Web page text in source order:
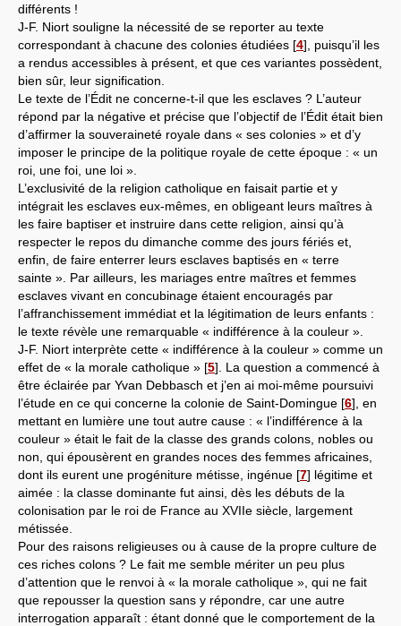
différents !
J-F. Niort souligne la nécessité de se reporter au texte
correspondant à chacune des colonies étudiées [4] , puisqu’il les
a rendus accessibles à présent, et que ces variantes possèdent,
bien sûr, leur signification.
Le texte de l’Édit ne concerne-t-il que les esclaves ? L’auteur
répond par la négative et précise que l’objectif de l’Édit était bien
d’affirmer la souveraineté royale dans « ses colonies » et d’y
imposer le principe de la politique royale de cette époque : « un
roi, une foi, une loi ».
L’exclusivité de la religion catholique en faisait partie et y
intégrait les esclaves eux-mêmes, en obligeant leurs maîtres à
les faire baptiser et instruire dans cette religion, ainsi qu’à
respecter le repos du dimanche comme des jours fériés et,
enfin, de faire enterrer leurs esclaves baptisés en « terre
sainte ». Par ailleurs, les mariages entre maîtres et femmes
esclaves vivant en concubinage étaient encouragés par
l’affranchissement immédiat et la légitimation de leurs enfants :
le texte révèle une remarquable « indifférence à la couleur ».
J-F. Niort interprète cette « indifférence à la couleur » comme un
effet de « la morale catholique » [5] . La question a commencé à
être éclairée par Yvan Debbasch et j’en ai moi-même poursuivi
l’étude en ce qui concerne la colonie de Saint-Domingue [6] , en
mettant en lumière une tout autre cause : « l’indifférence à la
couleur » était le fait de la classe des grands colons, nobles ou
non, qui épousèrent en grandes noces des femmes africaines,
dont ils eurent une progéniture métisse, ingénue [7] légitime et
aimée : la classe dominante fut ainsi, dès les débuts de la
colonisation par le roi de France au XVIIe siècle, largement
métissée.
Pour des raisons religieuses ou à cause de la propre culture de
ces riches colons ? Le fait me semble mériter un peu plus
d’attention que le renvoi à « la morale catholique », qui ne fait
que repousser la question sans y répondre, car une autre
interrogation apparaît : étant donné que le comportement de la